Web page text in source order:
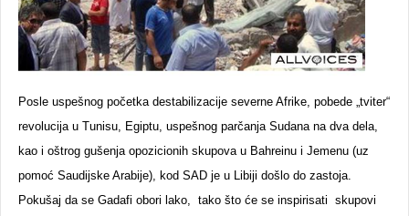
Posle uspešnog početka destabilizacije severne Afrike, pobede „tviter“
revolucija u Tunisu, Egiptu, uspešnog parčanja Sudana na dva dela,
kao i oštrog gušenja opozicionih skupova u Bahreinu i Jemenu (uz
pomoć Saudijske Arabije), kod SAD je u Libiji došlo do zastoja.
Pokušaj da se Gadafi obori lako, tako što će se inspirisati skupovi